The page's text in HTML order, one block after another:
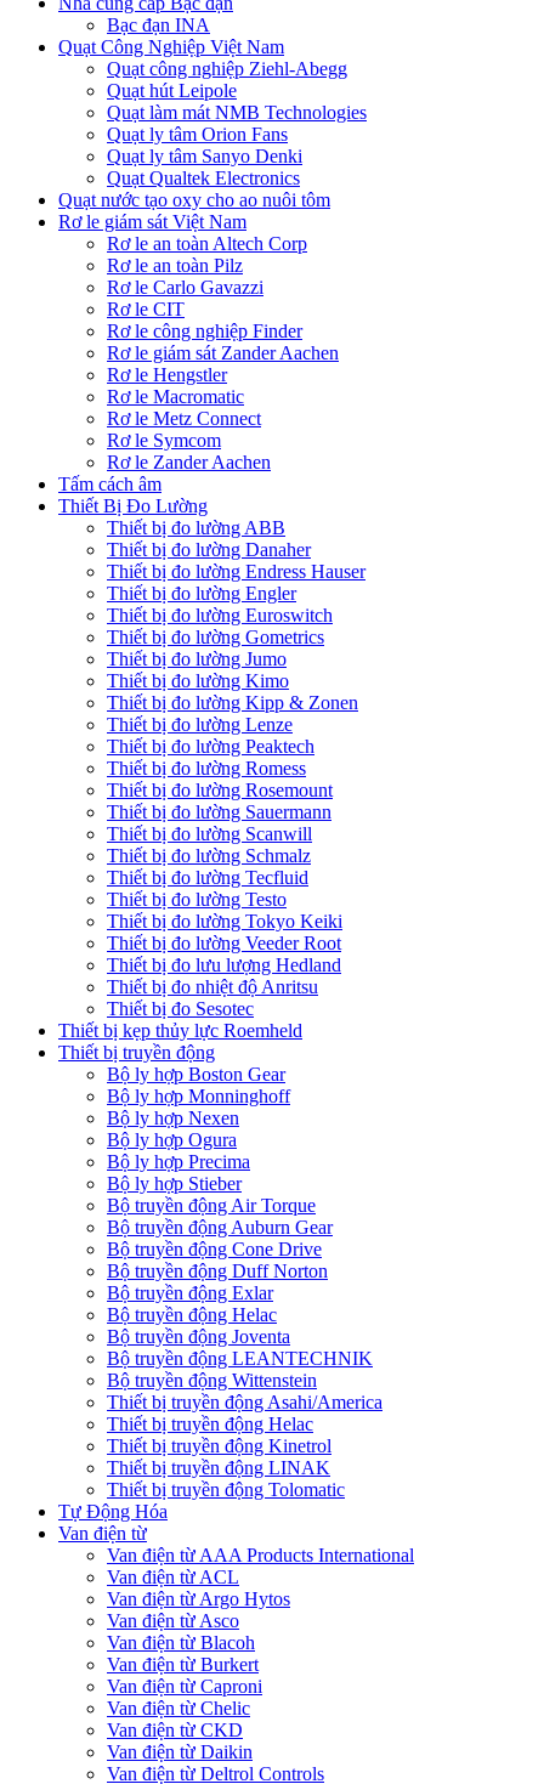
Bạc đạn INA
Quạt Công Nghiệp Việt Nam
Quạt công nghiệp Ziehl-Abegg
Quạt hút Leipole
Quạt làm mát NMB Technologies
Quạt ly tâm Orion Fans
Quạt ly tâm Sanyo Denki
Quạt Qualtek Electronics
Quạt nước tạo oxy cho ao nuôi tôm
Rơ le giám sát Việt Nam
Rơ le an toàn Altech Corp
Rơ le an toàn Pilz
Rơ le Carlo Gavazzi
Rơ le CIT
Rơ le công nghiệp Finder
Rơ le giám sát Zander Aachen
Rơ le Hengstler
Rơ le Macromatic
Rơ le Metz Connect
Rơ le Symcom
Rơ le Zander Aachen
Tấm cách âm
Thiết Bị Đo Lường
Thiết bị đo lường ABB
Thiết bị đo lường Danaher
Thiết bị đo lường Endress Hauser
Thiết bị đo lường Engler
Thiết bị đo lường Euroswitch
Thiết bị đo lường Gometrics
Thiết bị đo lường Jumo
Thiết bị đo lường Kimo
Thiết bị đo lường Kipp & Zonen
Thiết bị đo lường Lenze
Thiết bị đo lường Peaktech
Thiết bị đo lường Romess
Thiết bị đo lường Rosemount
Thiết bị đo lường Sauermann
Thiết bị đo lường Scanwill
Thiết bị đo lường Schmalz
Thiết bị đo lường Tecfluid
Thiết bị đo lường Testo
Thiết bị đo lường Tokyo Keiki
Thiết bị đo lường Veeder Root
Thiết bị đo lưu lượng Hedland
Thiết bị đo nhiệt độ Anritsu
Thiết bị đo Sesotec
Thiết bị kẹp thủy lực Roemheld
Thiết bị truyền động
Bộ ly hợp Boston Gear
Bộ ly hợp Monninghoff
Bộ ly hợp Nexen
Bộ ly hợp Ogura
Bộ ly hợp Precima
Bộ ly hợp Stieber
Bộ truyền động Air Torque
Bộ truyền động Auburn Gear
Bộ truyền động Cone Drive
Bộ truyền động Duff Norton
Bộ truyền động Exlar
Bộ truyền động Helac
Bộ truyền động Joventa
Bộ truyền động LEANTECHNIK
Bộ truyền động Wittenstein
Thiết bị truyền động Asahi/America
Thiết bị truyền động Helac
Thiết bị truyền động Kinetrol
Thiết bị truyền động LINAK
Thiết bị truyền động Tolomatic
Tự Động Hóa
Van điện từ
Van điện từ AAA Products International
Van điện từ ACL
Van điện từ Argo Hytos
Van điện từ Asco
Van điện từ Blacoh
Van điện từ Burkert
Van điện từ Caproni
Van điện từ Chelic
Van điện từ CKD
Van điện từ Daikin
Van điện từ Deltrol Controls